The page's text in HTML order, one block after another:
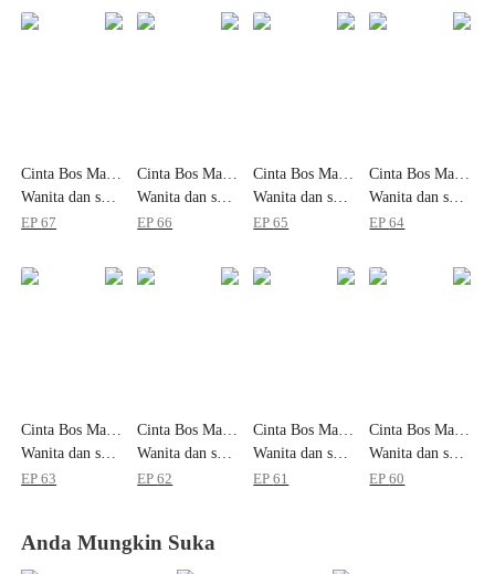
Cinta Bos Mafia
Wanita dan sang
Kurir
EP67
Cinta Bos Mafia
Wanita dan sang
Kurir
EP66
Cinta Bos Mafia
Wanita dan sang
Kurir
EP65
Cinta Bos Mafia
Wanita dan sang
Kurir
EP64
Cinta Bos Mafia
Wanita dan sang
Kurir
EP63
Cinta Bos Mafia
Wanita dan sang
Kurir
EP62
Cinta Bos Mafia
Wanita dan sang
Kurir
EP61
Cinta Bos Mafia
Wanita dan sang
Kurir
EP60
Anda Mungkin Suka